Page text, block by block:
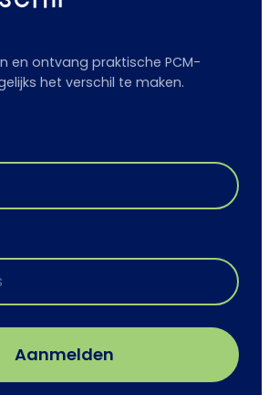
en ontvang praktische PCM-
het verschil te maken.